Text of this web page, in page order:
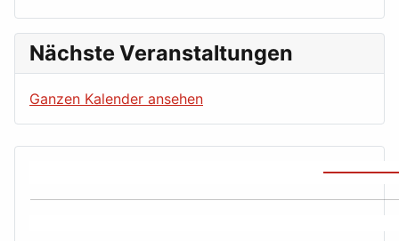
Nächste Veranstaltungen
Ganzen Kalender ansehen